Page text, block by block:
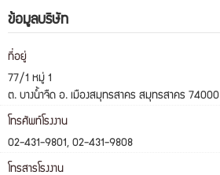
ข้อมูลบริษัท
ที่อยู่
77/1 หมู่ 1
ต. บางน้ำจืด อ. เมืองสมุทรสาคร สมุทรสาคร 74000
โทรศัพท์โรงงาน
02-431-9801, 02-431-9808
โทรสารโรงงาน